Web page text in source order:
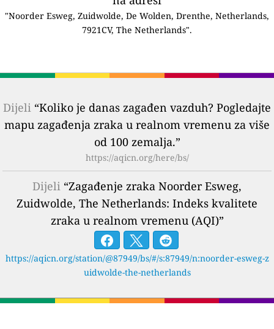
"Noorder Esweg, Zuidwolde, De Wolden, Drenthe, Netherlands,
7921CV, The Netherlands".
Dijeli “Koliko je danas zagađen vazduh? Pogledajte
mapu zagađenja zraka u realnom vremenu za više
od 100 zemalja.”
https://aqicn.org/here/bs/
Dijeli “Zagađenje zraka Noorder Esweg,
Zuidwolde, The Netherlands: Indeks kvalitete
zraka u realnom vremenu (AQI)”
https://aqicn.org/station/@87949/bs/#/s:87949/n:noorder-esweg-z
uidwolde-the-netherlands